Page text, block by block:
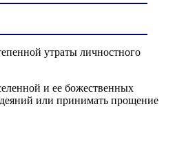
утраты личностного
и ее божественных
или принимать прощение